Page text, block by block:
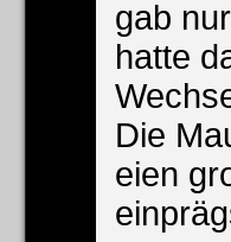
gab
hatte
Die
eien